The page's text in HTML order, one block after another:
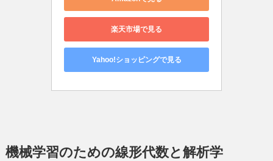
楽天市場で見る
Yahoo!ショッピングで見る
機械学習のための線形代数と解析学